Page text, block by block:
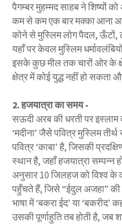
पैगम्बर मुहम्मद साहब ने शिष्यों
कम से कम एक बार मक्का आना
कोने से मुस्लिम लोग पैदल,
यहाँ पर केवल मुस्लिम
इसके कुछ मील तक चारों ओर के
क्षेत्र में कोई युद्ध नहीं हो सकता
2. हजयात्रा का समय -
सऊदी अरब की धरती पर
‘मदीना’ जैसे पवित्र मुस्लिम
पवित्र ‘काबा’ है, जिसकी
स्थान है, जहाँ हजयात्रा सम्पन्न
अनुसार 10 जिलहज को विश्व के
पहुँचते हैं, जिसे “ईदुल अजहा” की
भाषा में ‘बकरा ईद’ या
उसकी पूर्णाहुति तब होती है, जब